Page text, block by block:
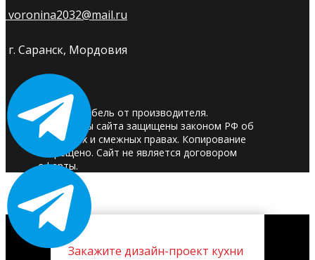
voronina2032@mail.ru
г. Саранск, Мордовия
© 2025. Мебель от производителя.
Материалы сайта защищены законом РФ об
авторских и смежных правах. Копирование
запрещено. Сайт не является договором
оферты.
Закажите дизайн-проект кухни